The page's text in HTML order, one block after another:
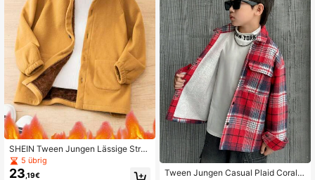
SHEIN Tween Jungen Lässige Stra
ßen Kapuzen-Thermojacke mit Lan
garm, Warm
5 übrig
23 ,19€
Tween Jungen Casual Plaid Coral T